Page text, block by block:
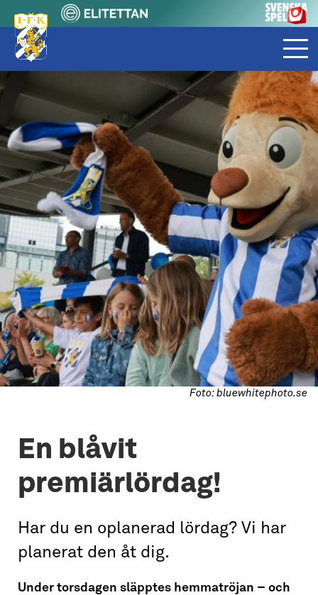
Foto: bluewhitephoto.se
En blåvit
premiärlördag!
Har du en oplanerad lördag? Vi har
planerat den åt dig.
Under torsdagen släpptes hemmatröjan – och